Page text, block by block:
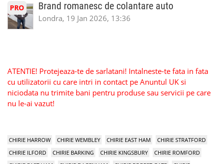
PRO Brand romanesc de colantare auto
Londra, 19 Jan 2026, 13:36
ATENTIE! Protejeaza-te de sarlatani! Intalneste-te fata in fata
cu utilizatorii cu care intri in contact pe Anuntul UK si
niciodata nu trimite bani pentru produse sau servicii pe care
nu le-ai vazut!
CHIRIE HARROW CHIRIE WEMBLEY CHIRIE EAST HAM
CHIRIE STRATFORD
CHIRIE ILFORD
CHIRIE BARKING CHIRIE KINGSBURY
CHIRIE ROMFORD